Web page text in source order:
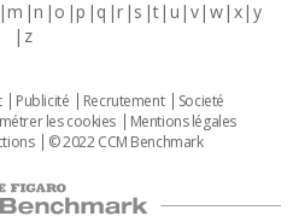
m n o p q r s t u v w x y
z
Publicité Recrutement
Societé
les cookies
Mentions légales
© 2022 CCM Benchmark